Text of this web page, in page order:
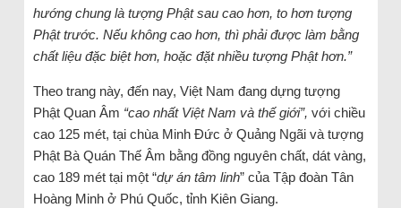
hướng chung là tượng Phật sau cao hơn, to hơn tượng
Phật trước. Nếu không cao hơn, thì phải được làm bằng
chất liệu đặc biệt hơn, hoặc đặt nhiều tượng Phật hơn.”
Theo trang này, đến nay, Việt Nam đang dựng tượng
Phật Quan Âm “cao nhất Việt Nam và thế giới”, với chiều
cao 125 mét, tại chùa Minh Đức ở Quảng Ngãi và tượng
Phật Bà Quán Thế Âm bằng đồng nguyên chất, dát vàng,
cao 189 mét tại một “dự án tâm linh” của Tập đoàn Tân
Hoàng Minh ở Phú Quốc, tỉnh Kiên Giang.